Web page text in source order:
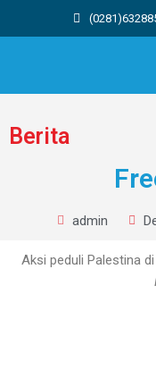
Berita
admin
Aksi peduli Palestina